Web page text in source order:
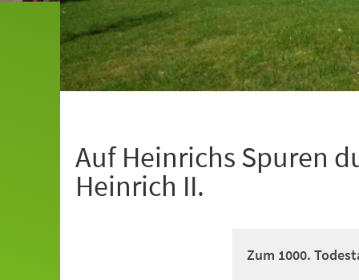
Auf Heinrichs Spuren
Heinrich II.
Zum 1000.